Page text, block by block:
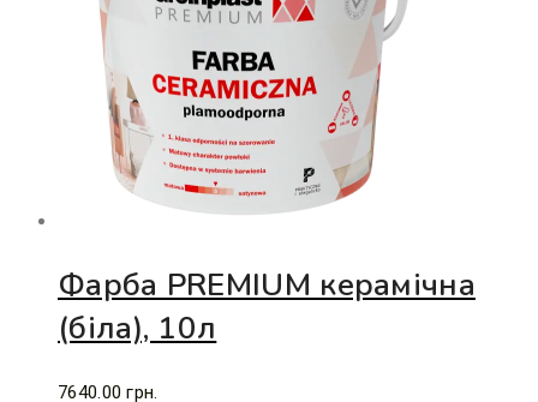
Фарба PREMIUM керамічна
(біла), 10л
7640.00 грн.